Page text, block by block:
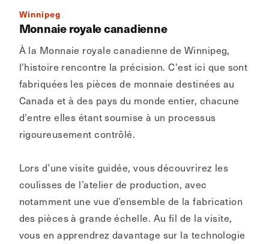
Winnipeg
Monnaie royale canadienne
À la Monnaie royale canadienne de Winnipeg,
l'histoire rencontre la précision. C'est ici que sont
fabriquées les pièces de monnaie destinées au
Canada et à des pays du monde entier, chacune
d'entre elles étant soumise à un processus
rigoureusement contrôlé.
Lors d’une visite guidée, vous découvrirez les
coulisses de l’atelier de production, avec
notamment une vue d’ensemble de la fabrication
des pièces à grande échelle. Au fil de la visite,
vous en apprendrez davantage sur la technologie